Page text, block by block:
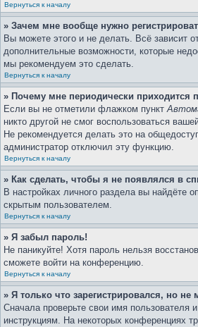
Вернуться к началу
» Зачем мне вообще нужно
Вы можете этого и не делать. Всё зависит
дополнительные возможности, которые
мы рекомендуем это сделать.
Вернуться к началу
» Почему мне периодически приходится
Если вы не отметили флажком пункт
никто другой не смог воспользоваться
Не рекомендуется делать это на
администратор отключил эту функцию.
Вернуться к началу
» Как сделать, чтобы я не появлялся в
В настройках личного раздела вы найдёте
скрытым пользователем.
Вернуться к началу
» Я забыл пароль!
Не паникуйте! Хотя пароль нельзя
сможете войти на конференцию.
Вернуться к началу
» Я только что зарегистрировался, но не
Сначала проверьте свои имя
инструкциям. На некоторых конференциях